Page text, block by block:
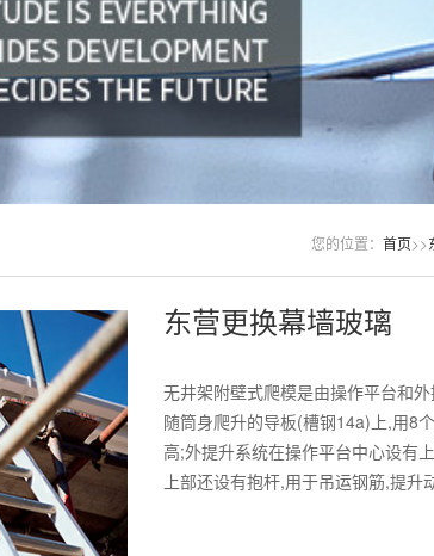
您的位置： 首页>>
东营更换幕墙玻璃
无井架附壁式爬模是由操作平台和
随筒身爬升的导板(槽钢14a)上,用8
高;外提升系统在操作平台中心设有
上部还设有抱杆,用于吊运钢筋,提升